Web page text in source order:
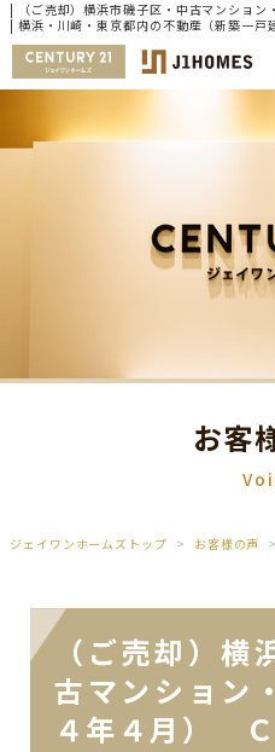
| （ご売却）横浜市磯子区・中古マンシ
| 横浜・川崎・東京都内の不動産（新築一戸
らセンチュリー21ジェイワンホームズ
お客
ジェイワンホームズトップ お客様の声
（ご売却）横
古マンション
４年４月）